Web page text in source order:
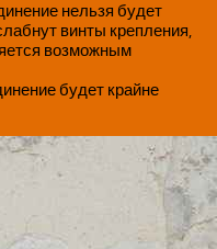
нельзя будет
винты крепления,
возможным
будет крайне